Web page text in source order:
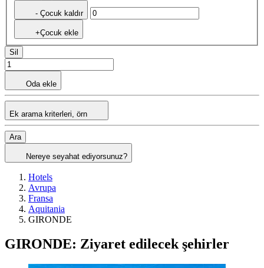
- Çocuk kaldır
+Çocuk ekle
Sil
Oda ekle
Ek arama kriterleri, örn
Ara
Nereye seyahat ediyorsunuz?
Hotels
Avrupa
Fransa
Aquitania
GIRONDE
GIRONDE: Ziyaret edilecek şehirler